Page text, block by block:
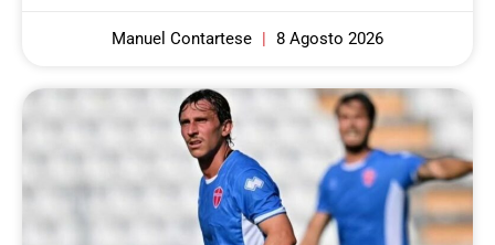
Manuel Contartese 8 Agosto 2026